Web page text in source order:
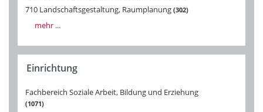
710 Landschaftsgestaltung, Raumplanung 302
mehr ...
Einrichtung
Fachbereich Soziale Arbeit, Bildung und Erziehung
1071